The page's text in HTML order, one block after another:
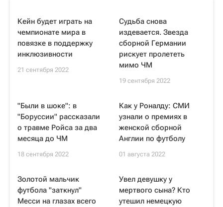
Кейн будет играть на
чемпионате мира в
повязке в поддержку
инклюзивности
21 сентября 2022
Судьба снова
издевается. Звезда
сборной Германии
рискует пролететь
мимо ЧМ
19 сентября 2022
"Были в шоке": в
"Боруссии" рассказали
о травме Ройса за два
месяца до ЧМ
18 сентября 2022
Как у Роналду: СМИ
узнали о премиях в
женской сборной
Англии по футболу
01 августа 2022
Золотой мальчик
футбола "заткнул"
Месси на глазах всего
Увел девушку у
мертвого сына? Кто
утешил немецкую